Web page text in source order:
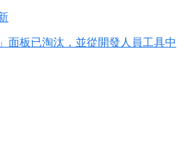
面板已淘汰，並從開發人員工具中